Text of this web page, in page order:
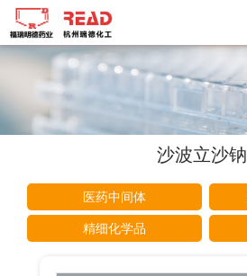
沙波立沙钠
医药中间体
精细化学品